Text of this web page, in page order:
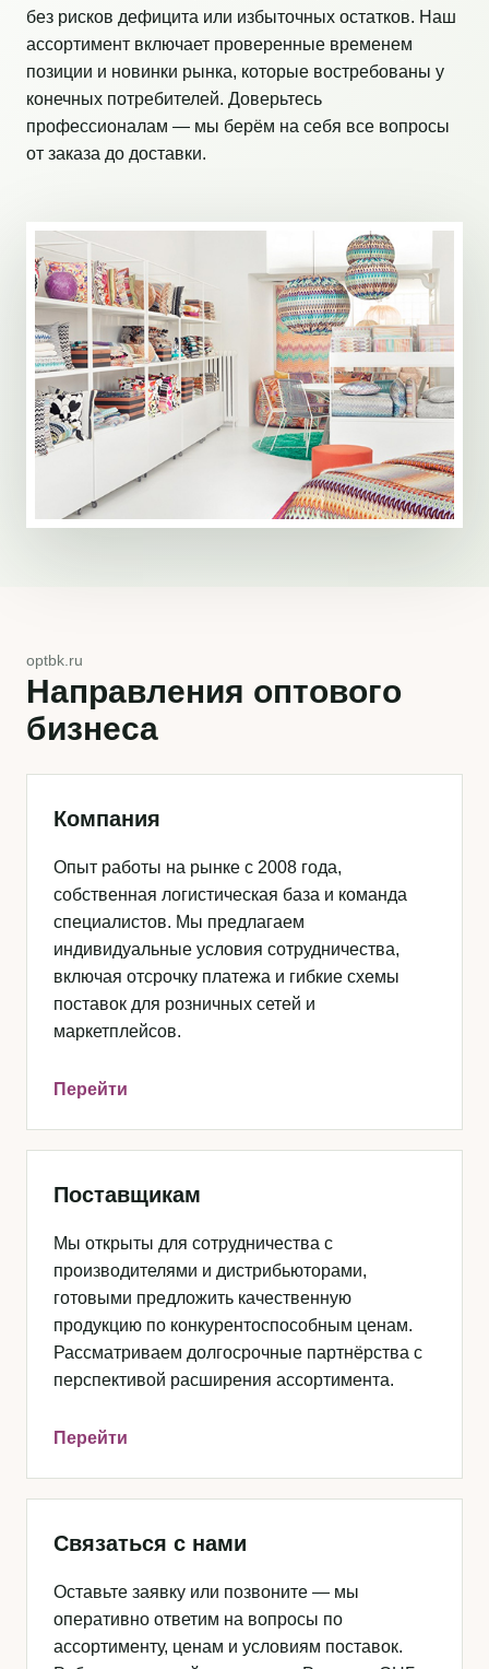
без рисков дефицита или избыточных остатков. Наш
ассортимент включает проверенные временем
позиции и новинки рынка, которые востребованы у
конечных потребителей. Доверьтесь
профессионалам — мы берём на себя все вопросы
от заказа до доставки.
optbk.ru
Направления оптового
бизнеса
Компания
Опыт работы на рынке с 2008 года,
собственная логистическая база и команда
специалистов. Мы предлагаем
индивидуальные условия сотрудничества,
включая отсрочку платежа и гибкие схемы
поставок для розничных сетей и
маркетплейсов.
Перейти
Поставщикам
Мы открыты для сотрудничества с
производителями и дистрибьюторами,
готовыми предложить качественную
продукцию по конкурентоспособным ценам.
Рассматриваем долгосрочные партнёрства с
перспективой расширения ассортимента.
Перейти
Связаться с нами
Оставьте заявку или позвоните — мы
оперативно ответим на вопросы по
ассортименту, ценам и условиям поставок.